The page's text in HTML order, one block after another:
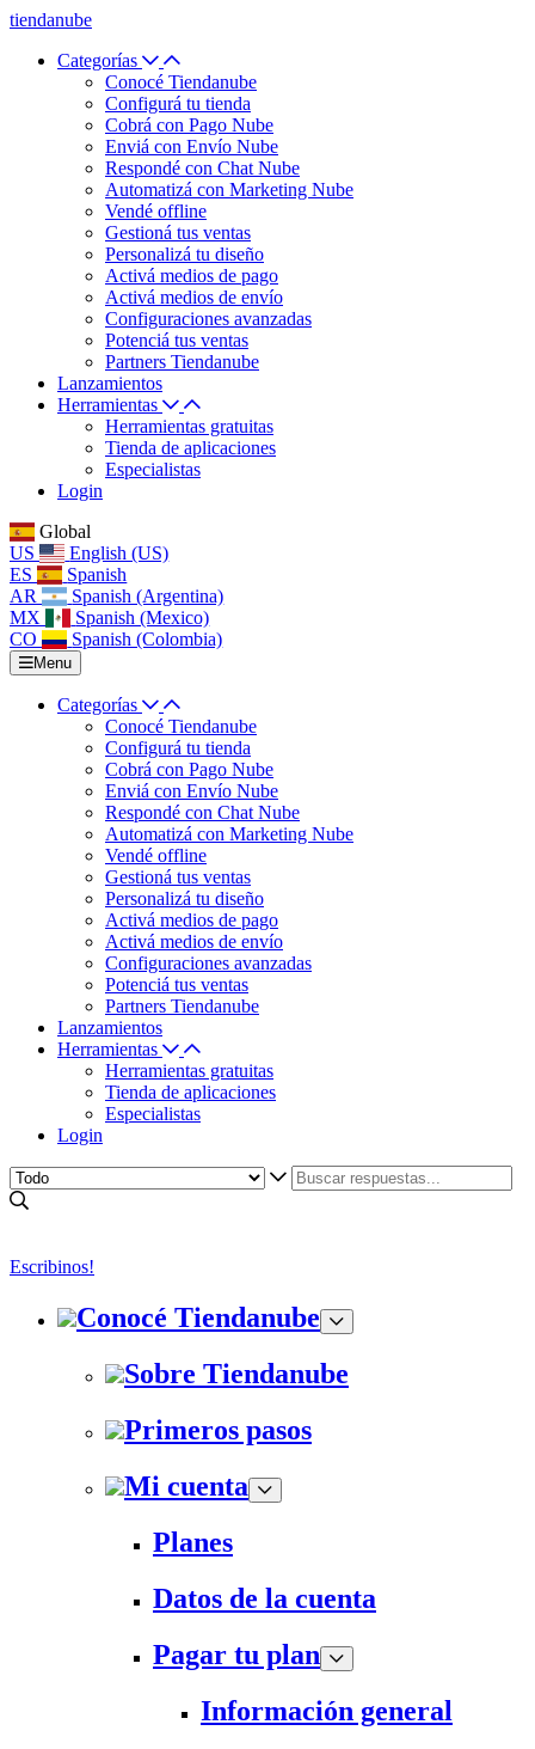
tiendanube
Categorías
Conocé Tiendanube
Configurá tu tienda
Cobrá con Pago Nube
Enviá con Envío Nube
Respondé con Chat Nube
Automatizá con Marketing Nube
Vendé offline
Gestioná tus ventas
Personalizá tu diseño
Activá medios de pago
Activá medios de envío
Configuraciones avanzadas
Potenciá tus ventas
Partners Tiendanube
Lanzamientos
Herramientas
Herramientas gratuitas
Tienda de aplicaciones
Especialistas
Login
Global
US
English (US)
ES
Spanish
AR
Spanish (Argentina)
MX
Spanish (Mexico)
CO
Spanish (Colombia)
Menu
Categorías
Conocé Tiendanube
Configurá tu tienda
Cobrá con Pago Nube
Enviá con Envío Nube
Respondé con Chat Nube
Automatizá con Marketing Nube
Vendé offline
Gestioná tus ventas
Personalizá tu diseño
Activá medios de pago
Activá medios de envío
Configuraciones avanzadas
Potenciá tus ventas
Partners Tiendanube
Lanzamientos
Herramientas
Herramientas gratuitas
Tienda de aplicaciones
Especialistas
Login
Escribinos!
Conocé Tiendanube
Sobre Tiendanube
Primeros pasos
Mi cuenta
Planes
Datos de la cuenta
Pagar tu plan
Información general